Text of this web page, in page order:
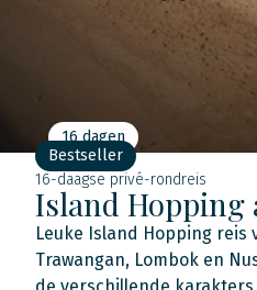
16 dagen
Bestseller
16-daagse privé-rondreis
Island Hopping
Leuke Island Hopping reis
Trawangan, Lombok en